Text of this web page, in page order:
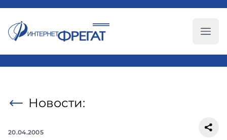
Новости:
20.04.2005